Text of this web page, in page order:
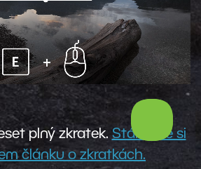
plný zkratek. Stáhnete si
článku o zkratkách.